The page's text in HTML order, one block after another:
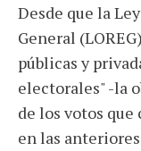
Desde que la
General
públicas y
electorales" -la
de los votos
en las